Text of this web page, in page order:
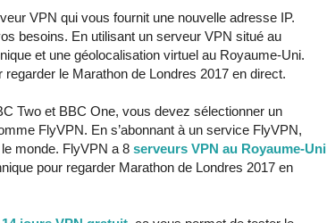
VPN qui vous fournit une nouvelle adresse IP.
besoins. En utilisant un serveur VPN situé au
et une géolocalisation virtuel au Royaume-Uni.
le Marathon de Londres 2017 en direct.
Two et BBC One, vous devez sélectionner un
FlyVPN. En s’abonnant à un service FlyVPN,
monde. FlyVPN a 8 serveurs VPN au Royaume-Uni
pour regarder Marathon de Londres 2017 en